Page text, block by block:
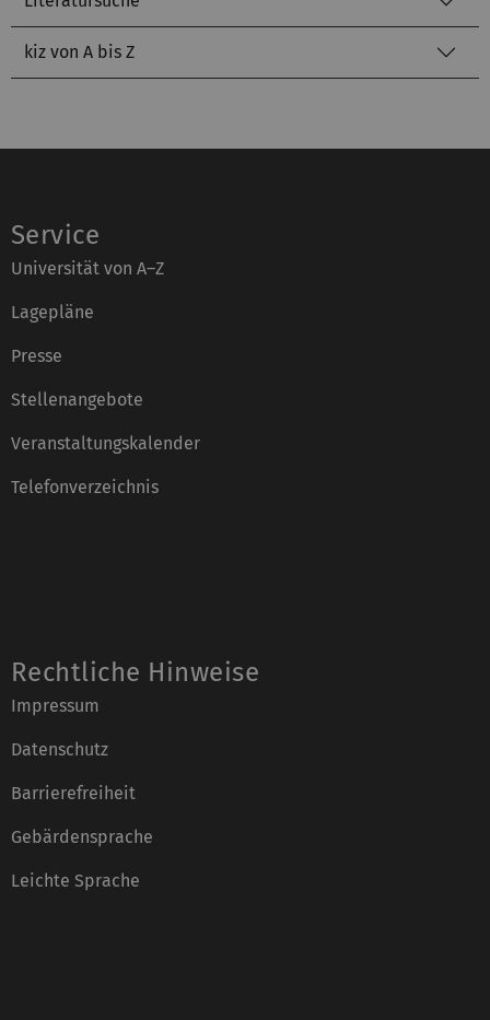
kiz von A bis Z
Service
Universität von A–Z
Lagepläne
Presse
Stellenangebote
Veranstaltungskalender
Telefonverzeichnis
Rechtliche Hinweise
Impressum
Datenschutz
Barrierefreiheit
Gebärdensprache
Leichte Sprache